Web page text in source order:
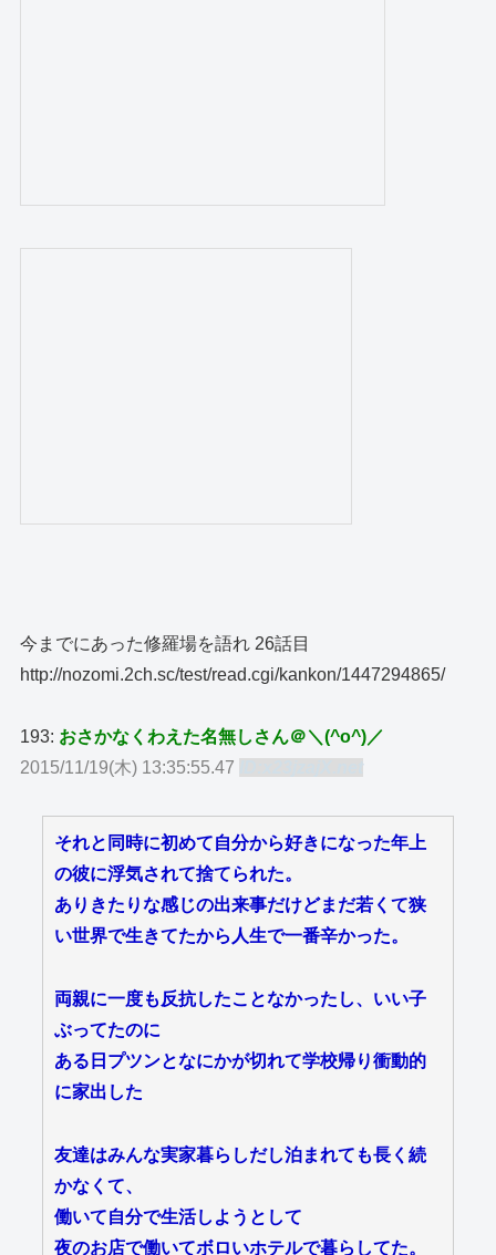
今までにあった修羅場を語れ 26話目
http://nozomi.2ch.sc/test/read.cgi/kankon/1447294865/
193: おさかなくわえた名無しさん＠＼(^o^)／
2015/11/19(木) 13:35:55.47
ID:x23jzajX.net
それと同時に初めて自分から好きになった年上
の彼に浮気されて捨てられた。
ありきたりな感じの出来事だけどまだ若くて狭
い世界で生きてたから人生で一番辛かった。
両親に一度も反抗したことなかったし、いい子
ぶってたのに
ある日プツンとなにかが切れて学校帰り衝動的
に家出した
友達はみんな実家暮らしだし泊まれても長く続
かなくて、
働いて自分で生活しようとして
夜のお店で働いてボロいホテルで暮らしてた。